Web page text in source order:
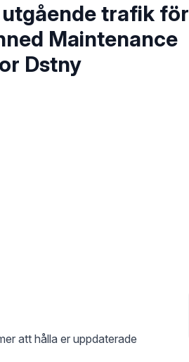
trafik för
Maintenance
Dstny
att hålla er uppdaterade